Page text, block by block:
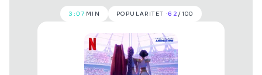
3:07 MIN POPULARITET ·62 /100